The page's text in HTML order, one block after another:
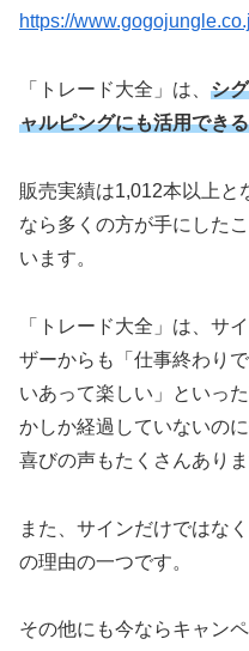
https://
「トレード大全」は、 シ
ャルピングにも活用でき
販売実績は1,012本以上と
なら多くの方が手にした
います。
「トレード大全」は、サ
ザーからも「仕事終わり
いあって楽しい」といっ
かしか経過していないの
喜びの声もたくさんありま
また、サインだけではな
の理由の一つです。
その他にも今ならキャン